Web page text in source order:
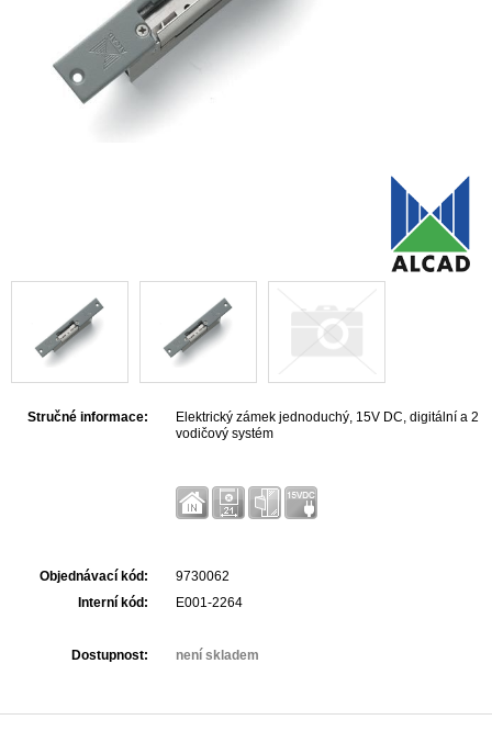
Stručné informace:
Elektrický zámek jednoduchý, 15V DC, digitální a 2
vodičový systém
Objednávací kód:
9730062
Interní kód:
E001-2264
Dostupnost: není skladem